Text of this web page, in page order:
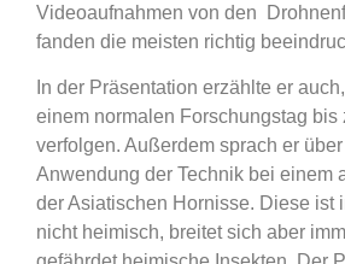
Videoaufnahmen von den
fanden die meisten richtig
In der Präsentation erzählte er
einem normalen Forschungstag bis
verfolgen. Außerdem sprach er
Anwendung der Technik bei einem
der Asiatischen Hornisse. Diese ist
nicht heimisch, breitet sich aber